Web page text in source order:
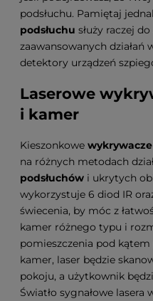
podsłuchu. Pamiętaj
podsłuchu służy raczej
zaawansowanych działań
detektory urządzeń
Laserowe
i kamer
Kieszonkowe
na różnych metodach
podsłuchów i ukrytych
wykorzystuje 6 diod IR
świecenia, by móc z
kamer różnego typu i
pomieszczenia pod
kamer, laser będzie
pokoju, a użytkownik
Światło sygnałowe